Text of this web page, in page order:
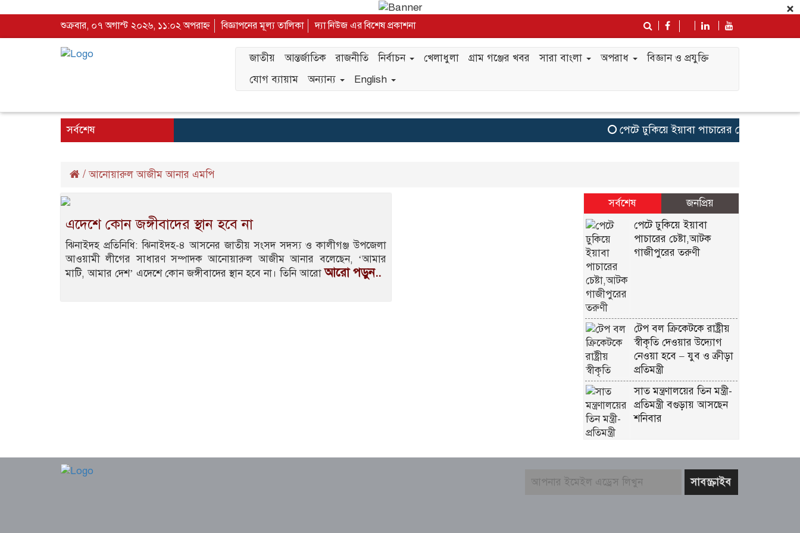
×
শুক্রবার, ০৭ অগাস্ট ২০২৬, ১১:০২ অপরাহ্ন বিজ্ঞাপনের মূল্য তালিকা দ্যা নিউজ এর বিশেষ প্রকাশনা
জাতীয় আন্তর্জাতিক রাজনীতি নির্বাচন খেলাধুলা গ্রাম গঞ্জের খবর সারা বাংলা অপরাধ
বিজ্ঞান ও প্রযুক্তি
যোগ ব্যায়াম
অন্যান্য English
সর্বশেষ পেটে ঢুকিয়ে ইয়াবা পাচারের চেষ্টা,আটক
/আনোয়ারুল আজীম আনার এমপি
এদেশে কোন জঙ্গীবাদের স্থান হবে না
ঝিনাইদহ প্রতিনিধি: ঝিনাইদহ-৪ আসনের জাতীয় সংসদ সদস্য ও কালীগঞ্জ উপজেলা
আওয়ামী লীগের সাধারণ সম্পাদক আনোয়ারুল আজীম আনার বলেছেন, ‘আমার
মাটি, আমার দেশ’ এদেশে কোন জঙ্গীবাদের স্থান হবে না। তিনি আরোআরো পড়ুন..
সর্বশেষ
জনপ্রিয়
পেটে ঢুকিয়ে ইয়াবা
পাচারের চেষ্টা,আটক
গাজীপুরের তরুণী
টেপ বল ক্রিকেটকে রাষ্ট্রীয়
স্বীকৃতি দেওয়ার উদ্যোগ
নেওয়া হবে – যুব ও ক্রীড়া
প্রতিমন্ত্রী
সাত মন্ত্রণালয়ের তিন মন্ত্রী-
প্রতিমন্ত্রী বগুড়ায় আসছেন
শনিবার
চট্টগ্রাম আসছেন প্রধানমন্ত্রী